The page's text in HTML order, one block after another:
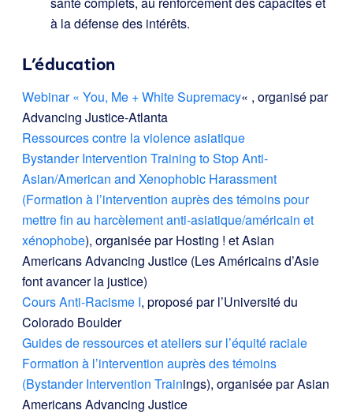
à la défense des intérêts.
L’éducation
Webinar « You, Me + White Supremacy« , organisé par
Advancing Justice-Atlanta
Ressources contre la violence asiatique
Bystander Intervention Training to Stop Anti-
Asian/American and Xenophobic Harassment
(Formation à l’intervention auprès des témoins pour
mettre fin au harcèlement anti-asiatique/américain et
xénophobe), organisée par Hosting ! et Asian
Americans Advancing Justice (Les Américains d’Asie
font avancer la justice)
Cours Anti-Racisme I, proposé par l’Université du
Colorado Boulder
Guides de ressources et ateliers sur l’équité raciale
Formation à l’intervention auprès des témoins
(Bystander Intervention Trainings), organisée par Asian
Americans Advancing Justice